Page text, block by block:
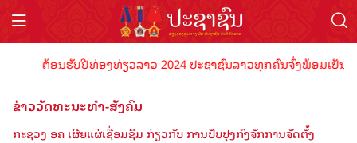
ຕ້ອນຮັບປີທ່ອງທ່ຽວລາວ 2024 ປະຊາຊົນລາວທຸກຄົນຈົ່ງພ້ອມເປັນເຈົ້
ຂ່າວວັດທະນະທຳ-ສັງຄົມ
ກະຊວງ ອຄ ເຜີຍແຜ່ເຊື່ອມຊຶມ ກ່ຽວກັບ ການປັບປຸງກົງຈັກການຈັດຕັ້ງ